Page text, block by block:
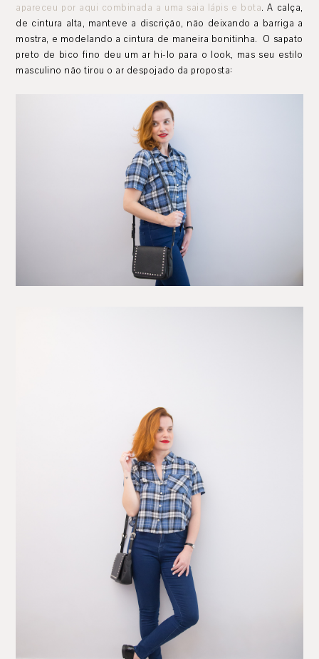
apareceu por aqui combinada a uma saia lápis e bota. A calça,
de cintura alta, manteve a discrição, não deixando a barriga a
mostra, e modelando a cintura de maneira bonitinha. O sapato
preto de bico fino deu um ar hi-lo para o look, mas seu estilo
masculino não tirou o ar despojado da proposta: